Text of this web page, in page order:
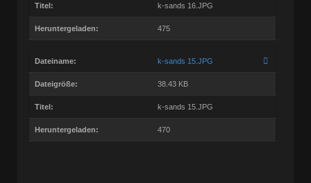
Titel: k-sands 16.JPG
Heruntergeladen: 475
Dateiname: k-sands 15.JPG
Dateigröße: 38.43 KB
Titel: k-sands 15.JPG
Heruntergeladen: 470